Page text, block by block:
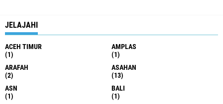
JELAJAHI
ACEH TIMUR
(1)
AMPLAS
(1)
ARAFAH
(2)
ASAHAN
(13)
ASN
(1)
BALI
(1)